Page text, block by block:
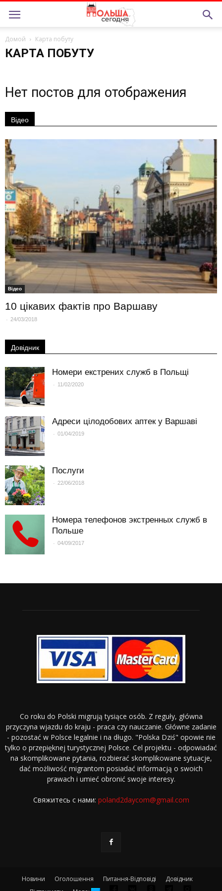
Домой Карта побуту
КАРТА ПОБУТУ
Нет постов для отображения
Відео
Вiдео
10 цікавих фактів про Варшаву
- 24/03/2018
Довідник
Номери екстрених служб в Польщі
- 11/02/2020
Адреси цілодобових аптек у Варшаві
- 01/04/2019
Послуги
- 22/06/2018
Номера телефонов экстренных служб в
Польше
- 04/09/2017
Co roku do Polski migrują tysiące osób. Z reguły, główna
przyczyna wjazdu do kraju - praca czy nauczanie. Główne zadanie
- pozostać w Polsce legalnie i na długo. "Polska Dziś" opowie nie
tylko o przepięknej turystycznej Polsce. Cel projektu - odpowiadać
na skomplikowane pytania, rozbierać skomplikowane sytuacje,
dać możliwość migrantom posiadać informacją o swoich
prawach i umieć obronić swoje interesy.
Свяжитесь с нами: poland2daycom@gmail.com
Новини Оголошення Питання-Відповіді
Довідник